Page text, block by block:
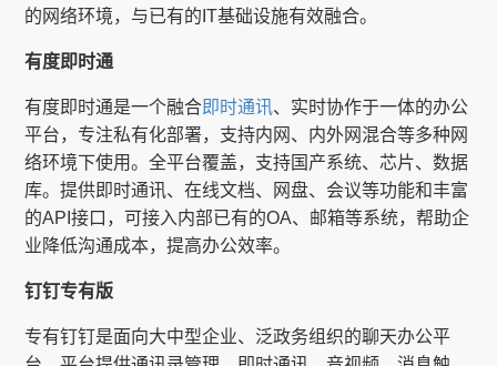
的网络环境，与已有的IT基础设施有效融合。
有度即时通
有度即时通是一个融合即时通讯、实时协作于一体的办公
平台，专注私有化部署，支持内网、内外网混合等多种网
络环境下使用。全平台覆盖，支持国产系统、芯片、数据
库。提供即时通讯、在线文档、网盘、会议等功能和丰富
的API接口，可接入内部已有的OA、邮箱等系统，帮助企
业降低沟通成本，提高办公效率。
钉钉专有版
专有钉钉是面向大中型企业、泛政务组织的聊天办公平